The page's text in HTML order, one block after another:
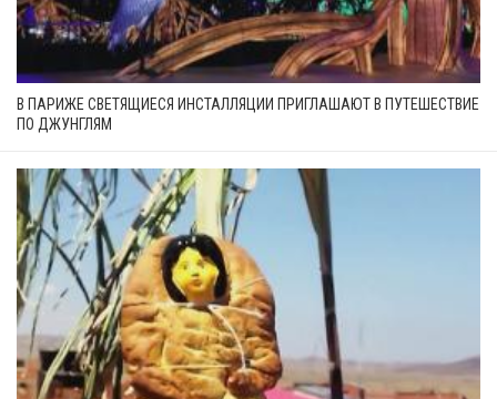
В ПАРИЖЕ СВЕТЯЩИЕСЯ ИНСТАЛЛЯЦИИ ПРИГЛАШАЮТ В ПУТЕШЕСТВИЕ
ПО ДЖУНГЛЯМ